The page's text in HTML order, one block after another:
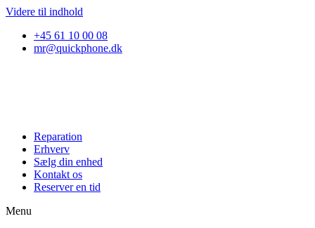
Videre til indhold
+45 61 10 00 08
mr@quickphone.dk
Reparation
Erhverv
Sælg din enhed
Kontakt os
Reserver en tid
Menu